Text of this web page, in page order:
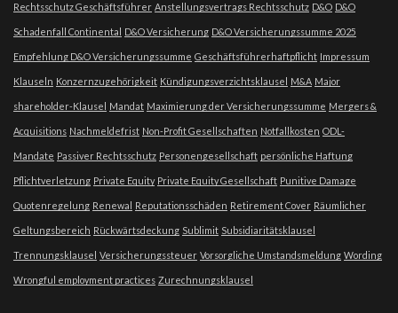
Rechtsschutz Geschäftsführer Anstellungsvertrags Rechtsschutz D&O D&O
Schadenfall Continental D&O Versicherung D&O Versicherungssumme 2025
Empfehlung D&O Versicherungssumme Geschäftsführerhaftpflicht Impressum
Klauseln Konzernzugehörigkeit Kündigungsverzichtsklausel M&A Major
shareholder-Klausel Mandat Maximierung der Versicherungssumme Mergers &
Acquisitions Nachmeldefrist Non-Profit Gesellschaften Notfallkosten ODL-
Mandate Passiver Rechtsschutz Personengesellschaft persönliche Haftung
Pflichtverletzung Private Equity Private Equity Gesellschaft Punitive Damage
Quotenregelung Renewal Reputationsschäden Retirement Cover Räumlicher
Geltungsbereich Rückwärtsdeckung Sublimit Subsidiaritätsklausel
Trennungsklausel Versicherungssteuer Vorsorgliche Umstandsmeldung Wording
Wrongful employment practices Zurechnungsklausel